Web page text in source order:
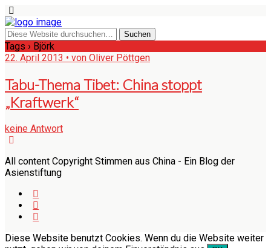
Tags › Björk
22. April 2013 • von Oliver Pöttgen
Tabu-Thema Tibet: China stoppt
„Kraftwerk“
keine Antwort
All content Copyright Stimmen aus China - Ein Blog der
Asienstiftung
Diese Website benutzt Cookies. Wenn du die Website weiter